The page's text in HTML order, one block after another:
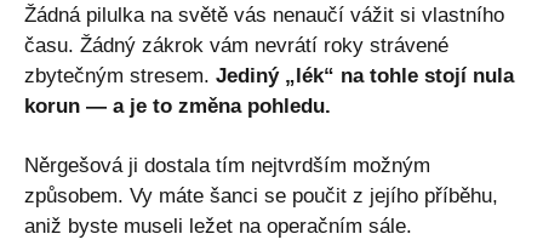
Žádná pilulka na světě vás nenaučí vážit si vlastního
času. Žádný zákrok vám nevrátí roky strávené
zbytečným stresem. Jediný „lék“ na tohle stojí nula
korun — a je to změna pohledu.
Něrgešová ji dostala tím nejtvrdším možným
způsobem. Vy máte šanci se poučit z jejího příběhu,
aniž byste museli ležet na operačním sále.